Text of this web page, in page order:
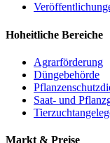
Hoheitliche Bereiche
Agrarförderung
Düngebehörde
Saat- und
Markt & Preise